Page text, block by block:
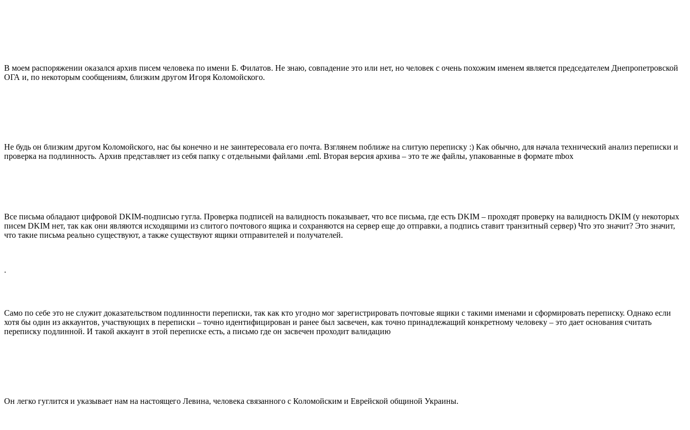
В моем распоряжении оказался архив писем человека по имени Б. Филатов. Не знаю, совпадение это или нет, но человек с очень похожим именем является председателем Днепропетровской
ОГА и, по некоторым сообщениям, близким другом Игоря Коломойского.
Не будь он близким другом Коломойского, нас бы конечно и не заинтересовала его почта. Взглянем поближе на слитую переписку :) Как обычно, для начала технический анализ переписки и
проверка на подлинность. Архив представляет из себя папку с отдельными файлами .eml. Вторая версия архива – это те же файлы, упакованные в формате mbox
Все письма обладают цифровой DKIM-подписью гугла. Проверка подписей на валидность показывает, что все письма, где есть DKIM – проходят проверку на валидность DKIM (у некоторых
писем DKIM нет, так как они являются исходящими из слитого почтового ящика и сохраняются на сервер еще до отправки, а подпись ставит транзитный сервер) Что это значит? Это значит,
что такие письма реально существуют, а также существуют ящики отправителей и получателей.
.
Само по себе это не служит доказательством подлинности переписки, так как кто угодно мог зарегистрировать почтовые ящики с такими именами и сформировать переписку. Однако если
хотя бы один из аккаунтов, участвующих в переписки – точно идентифицирован и ранее был засвечен, как точно принадлежащий конкретному человеку – это дает основания считать
переписку подлинной. И такой аккаунт в этой переписке есть, а письмо где он засвечен проходит валидацию
Он легко гуглится и указывает нам на настоящего Левина, человека связанного с Коломойским и Еврейской общиной Украины.